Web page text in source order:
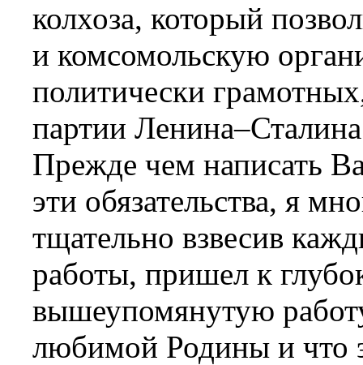
колхоза, который
и комсомольскую
политически
партии
Прежде чем написать
эти обязательства, я
тщательно взвесив
работы, пришел к
вышеупомянутую
любимой Родины и что